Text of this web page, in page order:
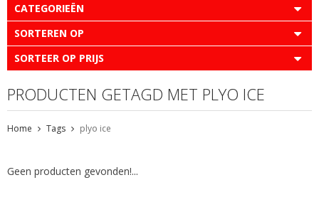
CATEGORIEËN
SORTEREN OP
SORTEER OP PRIJS
PRODUCTEN GETAGD MET PLYO ICE
Home Tags plyo ice
Geen producten gevonden!...